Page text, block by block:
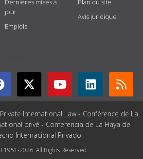
Dernières mises à
jour
Emplois
Plan du site
Avis juridique
International Law - Conférence de La
privé - Conferencia de La Haya de
Internacional Privado
1951-2026. All Rights Reserved.